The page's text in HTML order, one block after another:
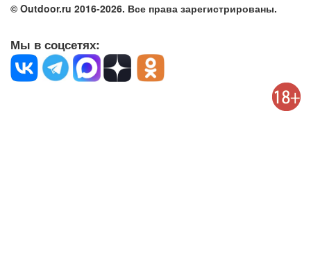
© Outdoor.ru 2016-2026. Все права зарегистрированы.
Мы в соцсетях: